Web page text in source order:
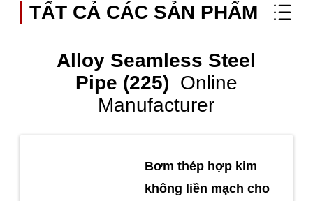
TẤT CẢ CÁC SẢN PHẨM
Alloy Seamless Steel
Pipe (225) Online
Manufacturer
Bơm thép hợp kim
không liền mạch cho